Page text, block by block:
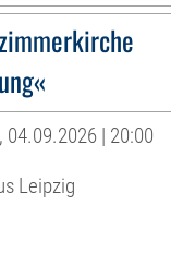
04.09.2026 | 20:00
Leipzig